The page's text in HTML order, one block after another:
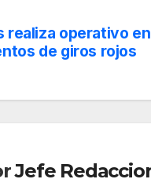
realiza operativo en
de giros rojos
Jefe